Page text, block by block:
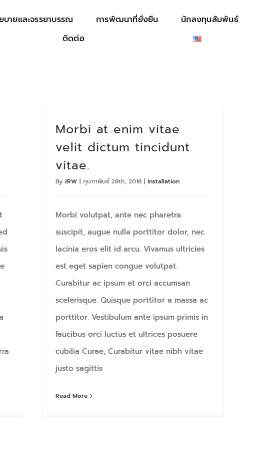
บายและจรรยาบรรณ การพัฒนาที่ยั่งยืน
นักลงทุนสัมพันธ์
ติดต่อ
Morbi at enim vitae
velit dictum tincidunt
vitae.
By JRW | กุมภาพันธ์ 28th, 2016 | Installation
Morbi volutpat, ante nec pharetra
suscipit, augue nulla porttitor dolor, nec
lacinia eros elit id arcu. Vivamus ultricies
est eget sapien congue volutpat.
Curabitur ac ipsum et orci accumsan
scelerisque. Quisque porttitor a massa ac
porttitor. Vestibulum ante ipsum primis in
faucibus orci luctus et ultrices posuere
cubilia Curae; Curabitur vitae nibh vitae
justo sagittis
Read More